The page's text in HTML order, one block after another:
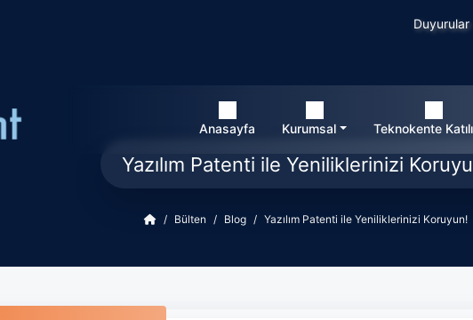
Duyurular
Anasayfa Kurumsal Teknokente
Yazılım Patenti ile Yeniliklerinizi
Bülten Blog Yazılım Patenti ile Yeniliklerinizi Koruyun!